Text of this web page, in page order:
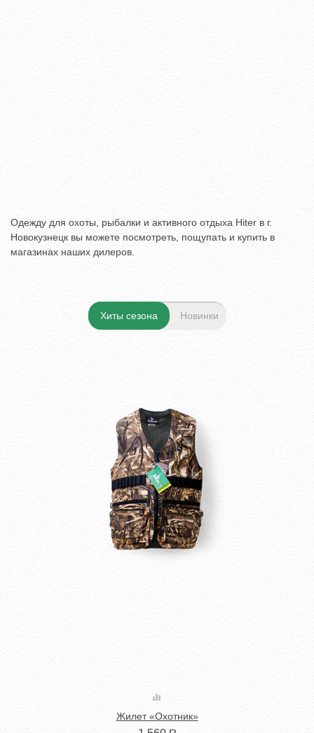
Одежду для охоты, рыбалки и активного отдыха Hiter в г.
Новокузнецк вы можете посмотреть, пощупать и купить в
магазинах наших дилеров.
Хиты сезона Новинки
Жилет «Охотник»